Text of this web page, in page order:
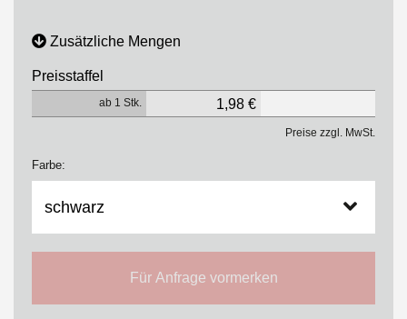
Zusätzliche Mengen
Preisstaffel
ab 1 Stk. 1,98 €
Preise zzgl. MwSt.
Farbe:
Für Anfrage vormerken